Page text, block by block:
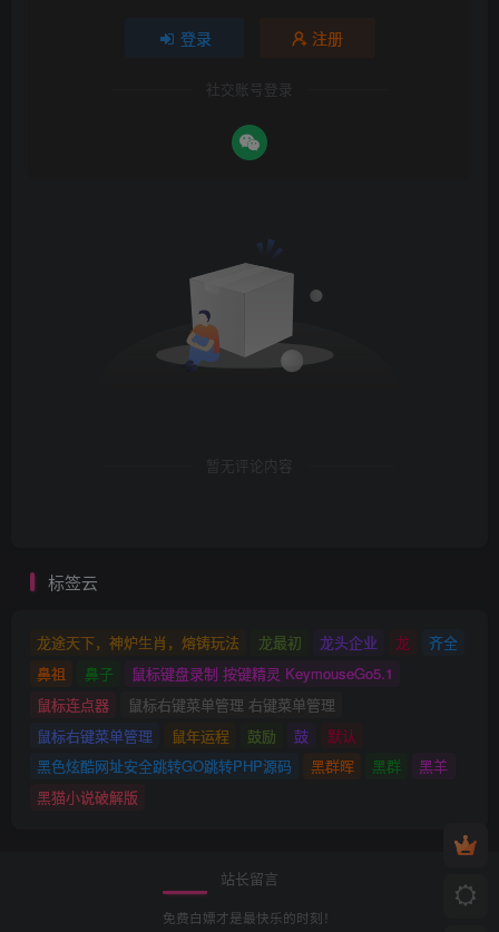
登录 注册
社交账号登录
暂无评论内容
标签云
龙途天下，神炉生肖，熔铸玩法 龙最初 龙头企业 龙
齐全
鼻祖
鼻子
鼠标键盘录制 按键精灵 KeymouseGo5.1
鼠标连点器
鼠标右键菜单管理 右键菜单管理
鼠标右键菜单管理
鼠年运程 鼓励 鼓
默认
黑色炫酷网址安全跳转GO跳转PHP源码
黑群晖 黑群
黑羊
黑猫小说破解版
站长留言
免费白嫖才是最快乐的时刻！